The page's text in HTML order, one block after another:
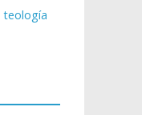
teología